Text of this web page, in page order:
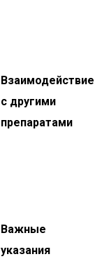
Взаимодействие
с другими
препаратами
Важные
указания